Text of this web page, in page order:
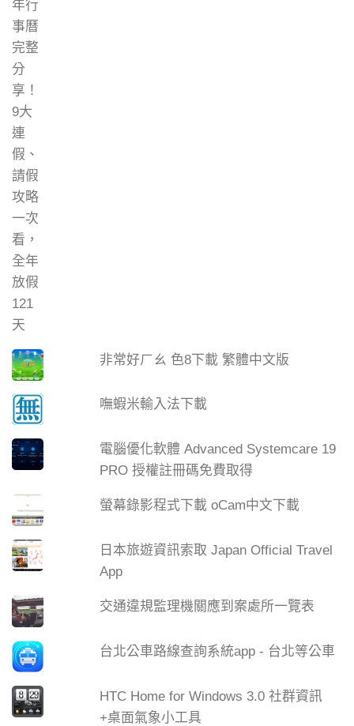
非常好ㄏㄠ 色8下載 繁體中文版
嘸蝦米輸入法下載
電腦優化軟體 Advanced Systemcare 19
PRO 授權註冊碼免費取得
螢幕錄影程式下載 oCam中文下載
日本旅遊資訊索取 Japan Official Travel
App
交通違規監理機關應到案處所一覽表
台北公車路線查詢系統app - 台北等公車
HTC Home for Windows 3.0 社群資訊
+桌面氣象小工具